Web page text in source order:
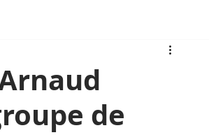
de